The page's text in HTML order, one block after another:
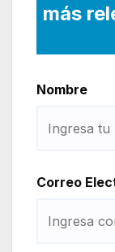
más
Nombre
Correo